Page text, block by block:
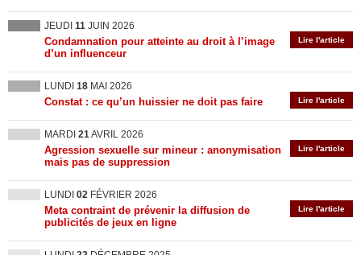
JEUDI 11 JUIN 2026
Lire l'article
Condamnation pour atteinte au droit à l’image
d’un influenceur
LUNDI 18 MAI 2026
Lire l'article
Constat : ce qu’un huissier ne doit pas faire
MARDI 21AVRIL 2026
Lire l'article
Agression sexuelle sur mineur : anonymisation
mais pas de suppression
LUNDI 02 FÉVRIER 2026
Lire l'article
Meta contraint de prévenir la diffusion de
publicités de jeux en ligne